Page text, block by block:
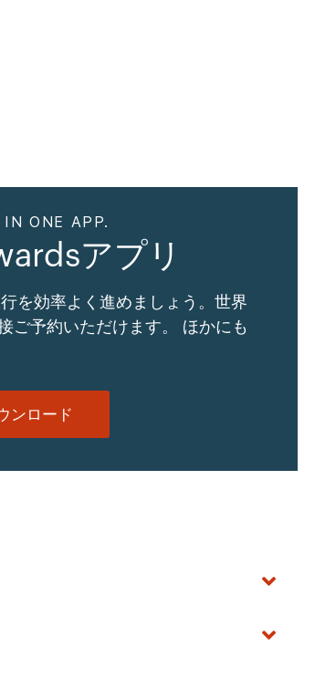
IN ONE APP.
アプリ
を効率よく進めましょう。世界
ご予約いただけます。 ほかにも
ンロード